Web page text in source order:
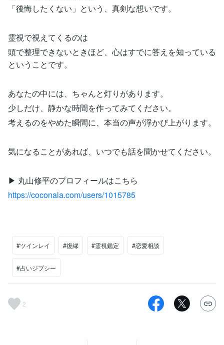
「後悔したくない」という、真剣な想いです。
霊視で視えてくるのは
頭で整理できないときほど、心はすでに答えを知っている
ということです。
あなたの中には、ちゃんと灯りがあります。
少しだけ、静かな時間を作ってみてください。
考えるのをやめた瞬間に、本当の声が浮かび上がります。
気になることがあれば、いつでも話を聞かせてください。
▶︎ 丸山修平のプロフィールはこちら
https://coconala.com/users/1015785
#ツインレイ #復縁 #霊視鑑定 #恋愛相談
#占いジプシー
2